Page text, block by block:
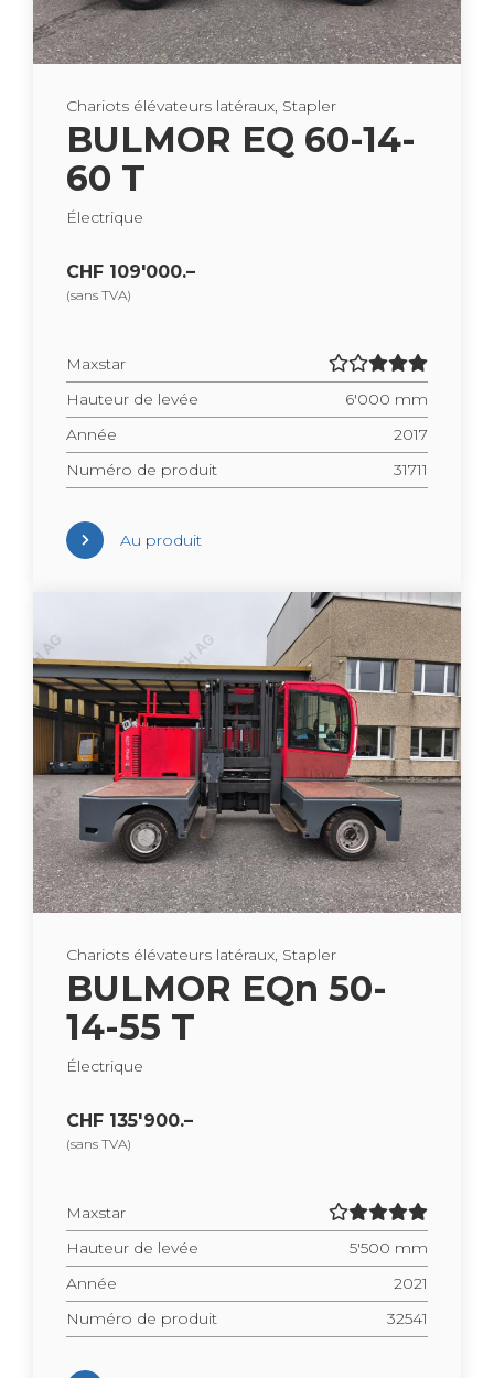
Cha­riots élé­va­teurs laté­raux, Sta­pler
BUL­MOR EQ 60-14-
60 T
Élec­trique
CHF 109'000.–
(sans TVA)
Maxs­tar
Hau­teur de levée
6'000 mm
Année
2017
Numéro de pro­duit
31711
Au pro­duit
Cha­riots élé­va­teurs laté­raux, Sta­pler
BUL­MOR EQn 50-
14-55 T
Élec­trique
CHF 135'900.–
(sans TVA)
Maxs­tar
Hau­teur de levée
5'500 mm
Année
2021
Numéro de pro­duit
32541